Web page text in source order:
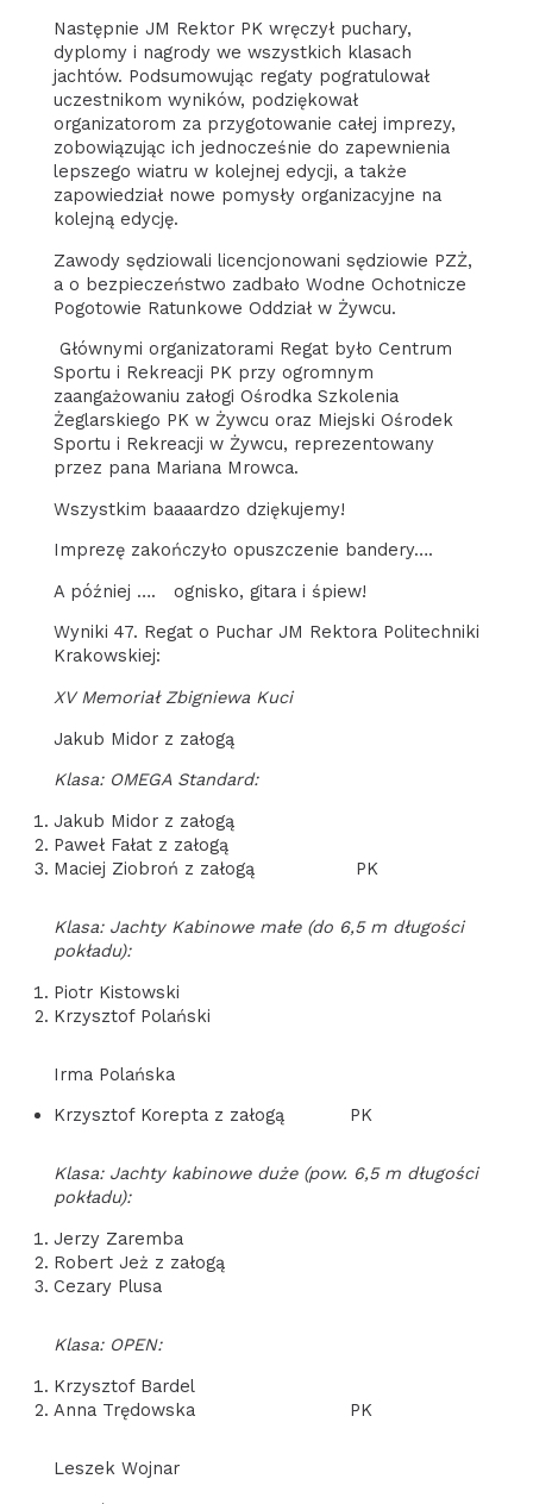
Następnie JM Rektor PK wręczył puchary,
dyplomy i nagrody we wszystkich klasach
jachtów. Podsumowując regaty pogratulował
uczestnikom wyników, podziękował
organizatorom za przygotowanie całej imprezy,
zobowiązując ich jednocześnie do zapewnienia
lepszego wiatru w kolejnej edycji, a także
zapowiedział nowe pomysły organizacyjne na
kolejną edycję.
Zawody sędziowali licencjonowani sędziowie PZŻ,
a o bezpieczeństwo zadbało Wodne Ochotnicze
Pogotowie Ratunkowe Oddział w Żywcu.
Głównymi organizatorami Regat było Centrum
Sportu i Rekreacji PK przy ogromnym
zaangażowaniu załogi Ośrodka Szkolenia
Żeglarskiego PK w Żywcu oraz Miejski Ośrodek
Sportu i Rekreacji w Żywcu, reprezentowany
przez pana Mariana Mrowca.
Wszystkim baaaardzo dziękujemy!
Imprezę zakończyło opuszczenie bandery….
A później …. ognisko, gitara i śpiew!
Wyniki 47. Regat o Puchar JM Rektora Politechniki
Krakowskiej:
XV Memoriał Zbigniewa Kuci
Jakub Midor z załogą
Klasa: OMEGA Standard:
Jakub Midor z załogą
Paweł Fałat z załogą
Maciej Ziobroń z załogą PK
Klasa: Jachty Kabinowe małe (do 6,5 m długości
pokładu):
Piotr Kistowski
Krzysztof Polański
Irma Polańska
Krzysztof Korepta z załogą PK
Klasa: Jachty kabinowe duże (pow. 6,5 m długości
pokładu):
Jerzy Zaremba
Robert Jeż z załogą
Cezary Plusa
Klasa: OPEN:
Krzysztof Bardel
Anna Trędowska PK
Leszek Wojnar